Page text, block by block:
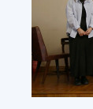
академік
НАН
України
Володимир
Широков
і
доктор